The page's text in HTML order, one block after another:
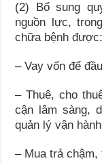
(2) Bổ sung
nguồn lực,
chữa bệnh được:
– Vay vốn để
– Thuê, cho
cận lâm sàng,
quản lý vận
– Mua trả